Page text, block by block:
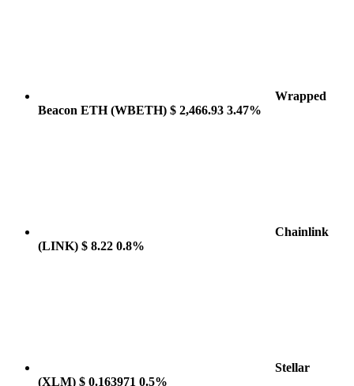
Wrapped
Beacon ETH(WBETH) $ 2,466.93 3.47%
Chainlink
(LINK) $ 8.22 0.8%
Stellar
(XLM) $ 0.163971 0.5%